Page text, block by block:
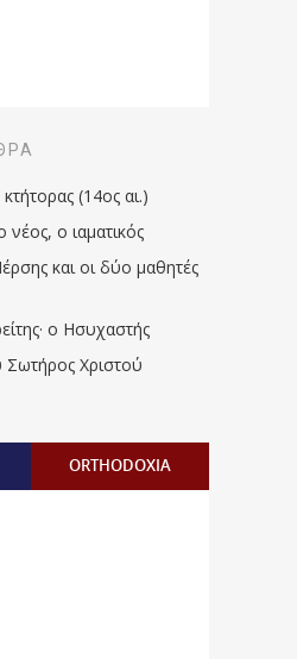
(14ος αι.)
ο ιαματικός
και οι δύο μαθητές
· ο Ησυχαστής
Χριστού
ORTHODOXIA